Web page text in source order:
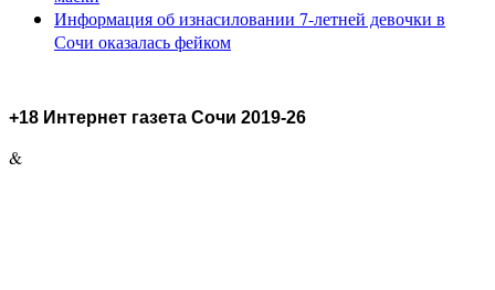
Информация об изнасиловании 7-летней девочки в
Сочи оказалась фейком
+18 Интернет газета Сочи 2019-26
&